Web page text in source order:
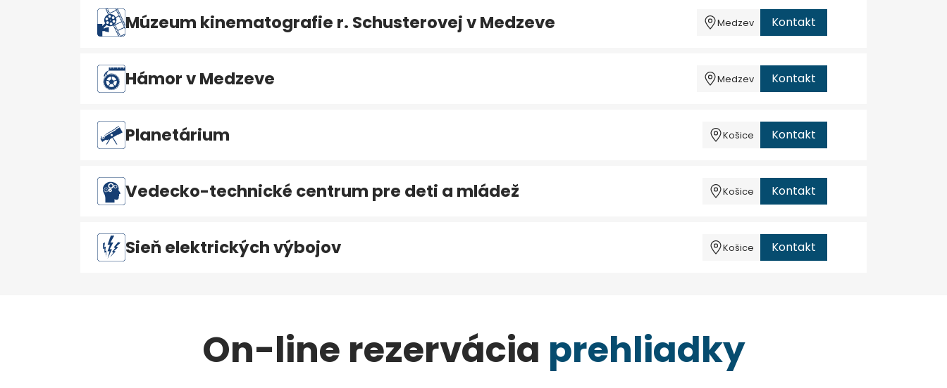
Múzeum kinematografie r. Schusterovej v Medzeve Medzev Kontakt
Hámor v Medzeve Medzev Kontakt
Planetárium Košice Kontakt
Vedecko-technické centrum pre deti a mládež Košice Kontakt
Sieň elektrických výbojov Košice Kontakt
On-line rezervácia prehliadky